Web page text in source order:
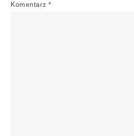
Komentarz*